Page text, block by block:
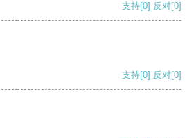
支持[0] 反对[0]
支持[0] 反对[0]